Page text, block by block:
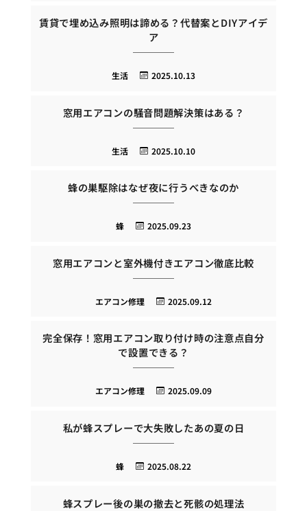
賃貸で埋め込み照明は諦める？代替案とDIYアイデ
ア
2025.10.13
生活
窓用エアコンの騒音問題解決策はある？
2025.10.10
生活
蜂の巣駆除はなぜ夜に行うべきなのか
2025.09.23
蜂
窓用エアコンと室外機付きエアコン徹底比較
2025.09.12
エアコン修理
完全保存！窓用エアコン取り付け時の注意点自分
で設置できる？
2025.09.09
エアコン修理
私が蜂スプレーで大失敗したあの夏の日
2025.08.22
蜂
蜂スプレー後の巣の撤去と死骸の処理法